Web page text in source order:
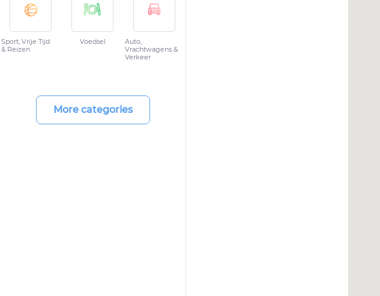
Sport, Vrije Tijd
& Reizen
Voedsel
Auto,
Vrachtwagens &
Verkeer
More categories